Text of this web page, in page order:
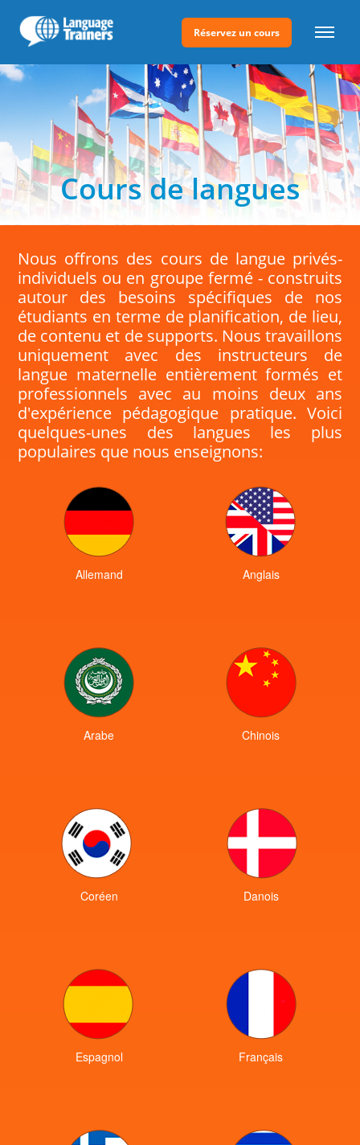
Réservez un cours
Cours de langues
Nous offrons des cours de langue privés-
individuels ou en groupe fermé - construits
autour des besoins spécifiques de nos
étudiants en terme de planification, de lieu,
de contenu et de supports. Nous travaillons
uniquement avec des instructeurs de
langue maternelle entièrement formés et
professionnels avec au moins deux ans
d'expérience pédagogique pratique. Voici
quelques-unes des langues les plus
populaires que nous enseignons:
Allemand Anglais
Arabe Chinois
Coréen Danois
Espagnol Français